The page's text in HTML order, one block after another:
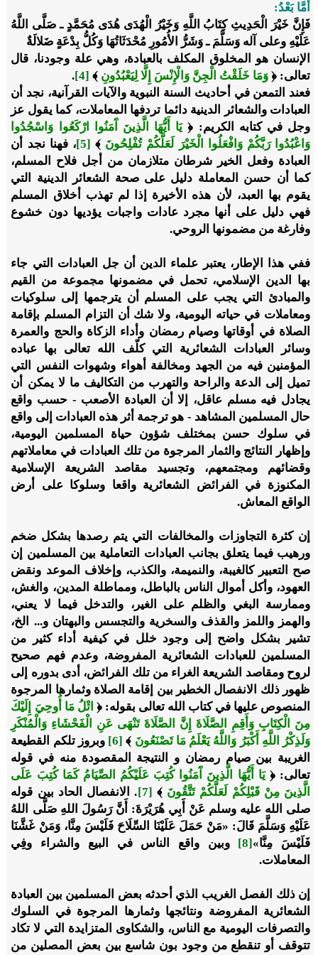
أَمَّا بَعْدُ:
فَإِنَّ خَيْرَ الْحَدِيثِ كِتَابُ اللَّهِ وَخَيْرُ الْهُدَى هُدَى مُحَمَّدٍ ـ صَلَّى اللَّهُ
عَلَيْهِ وعلى آله وَسَلَّمَ ـ وَشَرُّ الأُمُورِ مُحْدَثَاتُهَا وَكُلُّ بِدْعَةٍ ضَلالَةٌ
الإنسان هو المخلوق المكلف بالعبادة، وهي علة وجودنا، قال
تعالى: ﴿ وَمَا خَلَقْتُ الْجِنَّ وَالْإِنْسَ إِلَّا لِيَعْبُدُونِ ﴾ [4]
.
فعند التمعن في أحاديث السنة النبوية والآيات القرآنية، نجد أن
العبادات والشعائر الدينية دائما تردفها المعاملات، كما يقول عز
وجل في كتابه الكريم: ﴿يَا أَيُّهَا الَّذِينَ آَمَنُوا ارْكَعُوا وَاسْجُدُوا
وَاعْبُدُوا رَبَّكُمْ وَافْعَلُوا الْخَيْرَ لَعَلَّكُمْ تُفْلِحُونَ ﴾ [5]
، فهنا نجد أن
العبادة وفعل الخير شرطان متلازمان من أجل فلاح المسلم،
كما أن حسن المعاملة دليل على صحة الشعائر الدينية التي
يقوم بها العبد، لأن هذه الأخيرة إذا لم تهذب أخلاق المسلم
فهي دليل على أنها مجرد عادات واجبات يؤديها دون خشوع
وفارغة من مضمونها الروحي.
ففي هذا الإطار، يعتبر علماء الدين أن جل العبادات التي جاء
بها الدين الإسلامي، تحمل في مضمونها مجموعة من القيم
والمبادئ التي يجب على المسلم أن يترجمها إلى سلوكيات
ومعاملات في حياته اليومية، ولا شك أن التزام المسلم بإقامة
الصلاة في أوقاتها وصيام رمضان وأداء الزكاة والحج والعمرة
وسائر العبادات الشعائرية التي كلّف الله تعالى بها عباده
المؤمنين فيه من الجهد ومخالفة أهواء وشهوات النفس التي
تميل إلى الدعة والراحة والتهرب من التكاليف ما لا يمكن أن
يجادل فيه مسلم عاقل، إلا أن العبادة الأصعب - حسب واقع
حال المسلمين المشاهد - هو ترجمة أثر هذه العبادات إلى واقع
في سلوك حسن بمختلف شؤون حياة المسلمين اليومية،
وإظهار النتائج والثمار المرجوة من تلك العبادات في معاملاتهم
وقضائهم ومجتمعهم، وتجسيد مقاصد الشريعة الإسلامية
المكنوزة في الفرائض الشعائرية واقعا وسلوكا على أرض
الواقع المعاش.
إن كثرة التجاوزات والمخالفات التي يتم رصدها بشكل ضخم
ورهيب فيما يتعلق بجانب العبادات التعاملية بين المسلمين إن
صح التعبير كالغيبة، والنميمة، والكذب، وإخلاف الموعد ونقض
العهود، وأكل أموال الناس بالباطل، ومماطلة المدين، والغش،
وممارسة البغي والظلم على الغير، والتدخل فيما لا يعني،
والهمز واللمز والقذف والسخرية والتجسس والبهتان و... الخ،
تشير بشكل واضح إلى وجود خلل في كيفية أداء كثير من
المسلمين للعبادات الشعائرية المفروضة، وعدم فهم صحيح
لروح ومقاصد الشريعة الغراء من تلك الفرائض، أدى بدوره إلى
ظهور ذلك الانفصال الخطير بين إقامة الصلاة وثمارها المرجوة
المنصوص عليها في كتاب الله تعالى بقوله: ﴿ اتْلُ مَا أُوحِيَ إِلَيْكَ
مِنَ الْكِتَابِ وَأَقِمِ الصَّلَاةَ إِنَّ الصَّلَاةَ تَنْهَى عَنِ الْفَحْشَاءِ وَالْمُنْكَرِ
وَلَذِكْرُ اللَّهِ أَكْبَرُ وَاللَّهُ يَعْلَمُ مَا تَصْنَعُونَ ﴾ [6]
وبروز تلكم القطيعة
الغريبة بين صيام رمضان و النتيجة المقصودة منه في قوله
تعالى: ﴿يَا أَيُّهَا الَّذِينَ آَمَنُوا كُتِبَ عَلَيْكُمُ الصِّيَامُ كَمَا كُتِبَ عَلَى
الَّذِينَ مِنْ قَبْلِكُمْ لَعَلَّكُمْ تَتَّقُونَ﴾ [7]
. الانفصال الحاد بين قوله
صلى الله عليه وسلم عَنْ أَبِي هُرَيْرَةَ: أَنَّ رَسُولَ اللهِ صَلَّى اللهُ
عَلَيْهِ وَسَلَّمَ قَالَ: «مَنْ حَمَلَ عَلَيْنَا السِّلَاحَ فَلَيْسَ مِنَّا، وَمَنْ غَشَّنَا
فَلَيْسَ مِنَّا» [8]
وبين واقع الناس في البيع والشراء وفِي
المعاملات.
إن ذلك الفصل الغريب الذي أحدثه بعض المسلمين بين العبادة
الشعائرية المفروضة ونتائجها وثمارها المرجوة في السلوك
والتصرفات اليومية مع الناس، والشكاوى المتزايدة التي لا تكاد
تتوقف أو تنقطع من وجود بون شاسع بين بعض المصلين من